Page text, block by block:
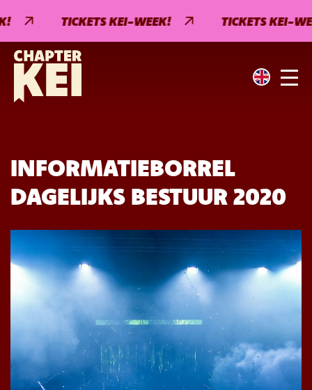
TICKETS KEI-WEEK! TICKETS KEI-
INFORMATIEBORREL
DAGELIJKS BESTUUR 2020